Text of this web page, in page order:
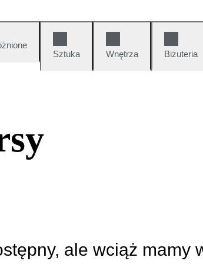
Sztuka
Wnętrza Biżuteria
ale wciąż mamy